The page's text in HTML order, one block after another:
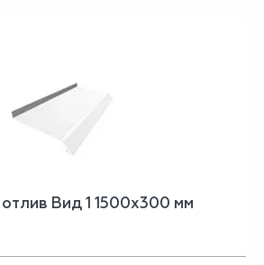
Вид 1 1500х300 мм